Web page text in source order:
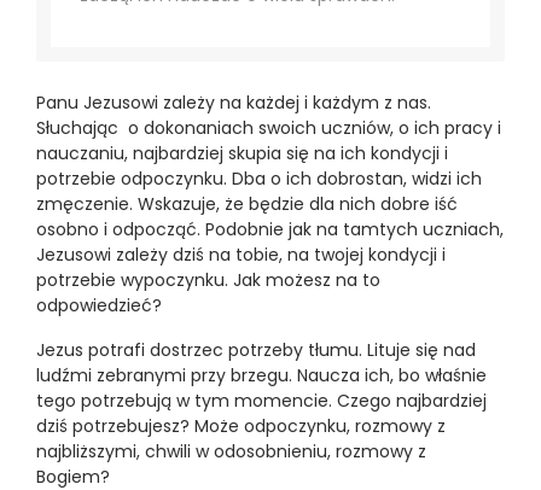
Panu Jezusowi zależy na każdej i każdym z nas.
Słuchając o dokonaniach swoich uczniów, o ich pracy i
nauczaniu, najbardziej skupia się na ich kondycji i
potrzebie odpoczynku. Dba o ich dobrostan, widzi ich
zmęczenie. Wskazuje, że będzie dla nich dobre iść
osobno i odpocząć. Podobnie jak na tamtych uczniach,
Jezusowi zależy dziś na tobie, na twojej kondycji i
potrzebie wypoczynku. Jak możesz na to
odpowiedzieć?
Jezus potrafi dostrzec potrzeby tłumu. Lituje się nad
ludźmi zebranymi przy brzegu. Naucza ich, bo właśnie
tego potrzebują w tym momencie. Czego najbardziej
dziś potrzebujesz? Może odpoczynku, rozmowy z
najbliższymi, chwili w odosobnieniu, rozmowy z
Bogiem?